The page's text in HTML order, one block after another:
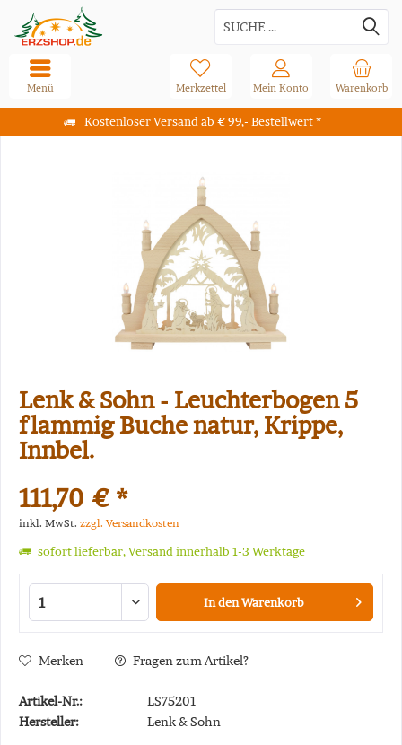
Kostenloser Versand ab € 99,- Bestellwert *
Warenkorb
Merkzettel Mein Konto
Menü
Lenk & Sohn - Leuchterbogen 5
flammig Buche natur, Krippe,
Innbel.
111,70 € *
inkl. MwSt. zzgl. Versandkosten
sofort lieferbar, Versand innerhalb 1-3 Werktage
In denWarenkorb
Merken Fragen zum Artikel?
Artikel-Nr.:
LS75201
Hersteller:
Lenk & Sohn